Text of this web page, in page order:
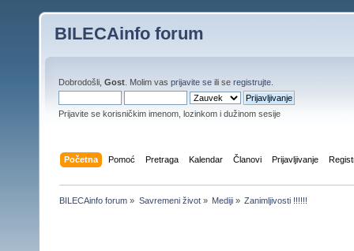
BILECAinfo forum
Dobrodošli, Gost . Molim vas prijavite se ili se registrujte
Prijavite se korisničkim imenom, lozinkom i dužinom sesije
Početna Pomoć Pretraga Kalendar Članovi Prijavljivanje
BILECAinfo forum » Savremeni život» Mediji» Zanimljivosti !!!!!!